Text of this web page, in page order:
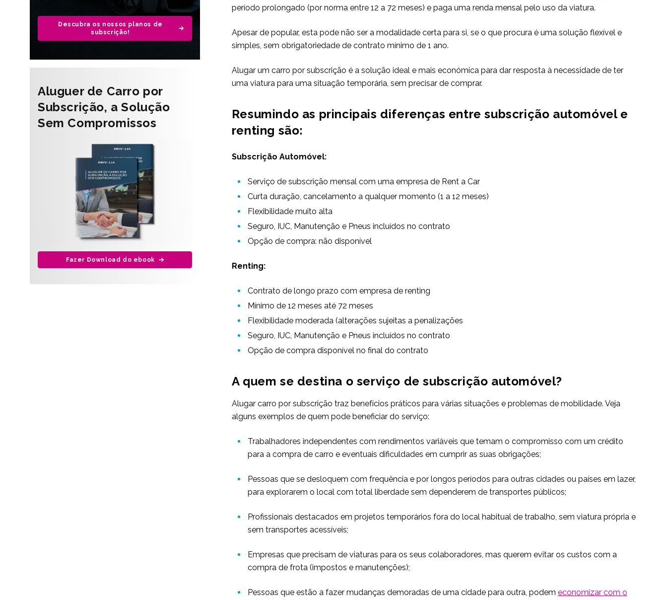
Descubra os nossos planos de
subscrição!
Aluguer de Carro por
Subscrição, a Solução
Sem Compromissos
Fazer Download do ebook
período prolongado (por norma entre 12 a 72 meses) e paga uma renda mensal pelo uso da viatura.
Apesar de popular, esta pode não ser a modalidade certa para si, se o que procura é uma solução flexível e
simples, sem obrigatoriedade de contrato mínimo de 1 ano.
Alugar um carro por subscrição é a solução ideal e mais económica para dar resposta à necessidade de ter
uma viatura para uma situação temporária, sem precisar de comprar.
Resumindo as principais diferenças entre subscrição automóvel e
renting são:
Subscrição Automóvel:
Serviço de subscrição mensal com uma empresa de Rent a Car
Curta duração, cancelamento a qualquer momento (1 a 12 meses)
Flexibilidade muito alta
Seguro, IUC, Manutenção e Pneus incluídos no contrato
Opção de compra: não disponível
Renting:
Contrato de longo prazo com empresa de renting
Mínimo de 12 meses até 72 meses
Flexibilidade moderada (alterações sujeitas a penalizações
Seguro, IUC, Manutenção e Pneus incluídos no contrato
Opção de compra disponível no final do contrato
A quem se destina o serviço de subscrição automóvel?
Alugar carro por subscrição traz benefícios práticos para várias situações e problemas de mobilidade. Veja
alguns exemplos de quem pode beneficiar do serviço:
Trabalhadores independentes com rendimentos variáveis que temam o compromisso com um crédito
para a compra de carro e eventuais dificuldades em cumprir as suas obrigações;
Pessoas que se desloquem com frequência e por longos períodos para outras cidades ou países em lazer,
para explorarem o local com total liberdade sem dependerem de transportes públicos;
Profissionais destacados em projetos temporários fora do local habitual de trabalho, sem viatura própria e
sem transportes acessíveis;
Empresas que precisam de viaturas para os seus colaboradores, mas querem evitar os custos com a
compra de frota (impostos e manutenções);
Pessoas que estão a fazer mudanças demoradas de uma cidade para outra, podem economizar com o